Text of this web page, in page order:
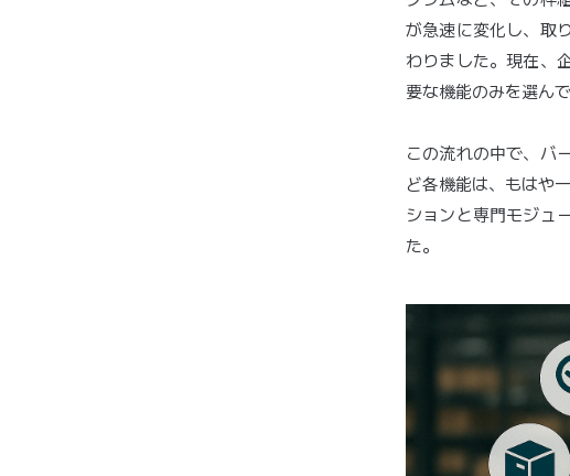
が急速に変化し、取
わりました。現在、
要な機能のみを選ん
この流れの中で、バ
ど各機能は、もはや
ションと専門モジュ
た。